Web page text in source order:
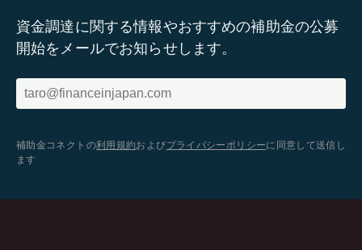
資金調達に関する情報やおすすめの補助金の公募
開始をメールでお知らせします。
補助金コネクトの利用規約およびプライバシーポリシーに同意して送信し
ます